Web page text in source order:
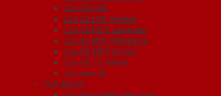
Cửa Gỗ HDF
Cửa Gỗ HDF Veneer
Cửa Gỗ MDF Laminate
Cửa gỗ MDF Melamine
Cửa Gỗ MDF Veneer
Cửa Gỗ Tự Nhiên
Cửa vòm gỗ
CỬA NHỰA